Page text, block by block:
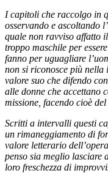
I capitoli che raccolgo in
osservando e ascoltando
quale non ravviso affatto
troppo maschile per
fanno per uguagliare
non si riconosce più nella
valore suo che difendo
alle donne che accettano
missione, facendo cioè
Scritti a intervalli questi
un rimaneggiamento di
valore letterario
penso sia meglio lasciare
loro freschezza di